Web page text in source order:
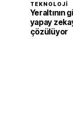
TEKNOLOJI
Yeraltının
yapay
çözülüyor